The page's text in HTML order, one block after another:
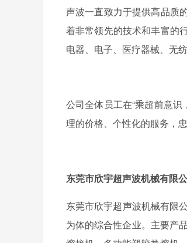
声波一直致力于提供高品质
着非常领先的技术和丰富的
电器、电子、医疗器械、无
公司全体员工在“乘超前意
理的价格、个性化的服务，
东莞市欣宇超声波机械有限
东莞市欣宇超声波机械有限
为体的综合性企业。主要产